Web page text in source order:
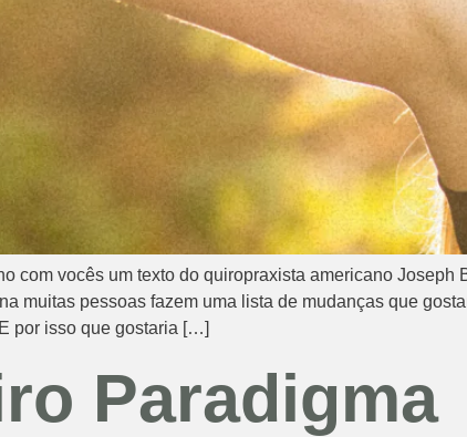
com vocês um texto do quiropraxista americano
muitas pessoas fazem uma lista de mudanças que
por isso que gostaria […]
Paradigma